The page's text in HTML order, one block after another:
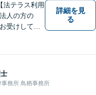
法テラス利用
人の方の
受けしてお
債務整理・
ては初回面
・夜間相談
詳細を見
る
務所 鳥栖事務所